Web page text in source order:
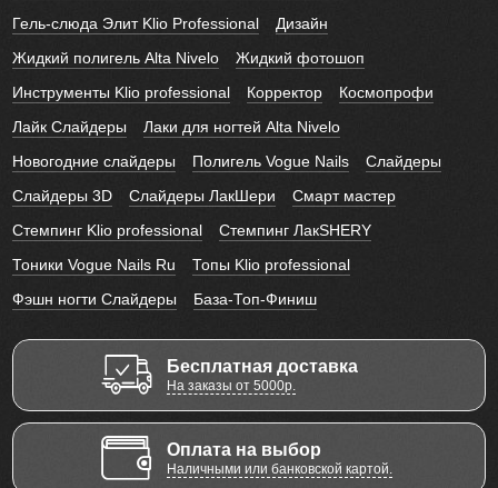
Гель-слюда Элит Klio Professional
Дизайн
Жидкий полигель Alta Nivelo
Жидкий фотошоп
Инструменты Klio professional
Корректор
Космопрофи
Лайк Слайдеры
Лаки для ногтей Alta Nivelo
Новогодние слайдеры
Полигель Vogue Nails
Слайдеры
Слайдеры 3D
Слайдеры ЛакШери
Смарт мастер
Стемпинг Klio professional
Стемпинг ЛакSHERY
Тоники Vogue Nails Ru
Топы Klio professional
Фэшн ногти Слайдеры
База-Топ-Финиш
Бесплатная доставка
На заказы от 5000р.
Оплата на выбор
Наличными или банковской картой.